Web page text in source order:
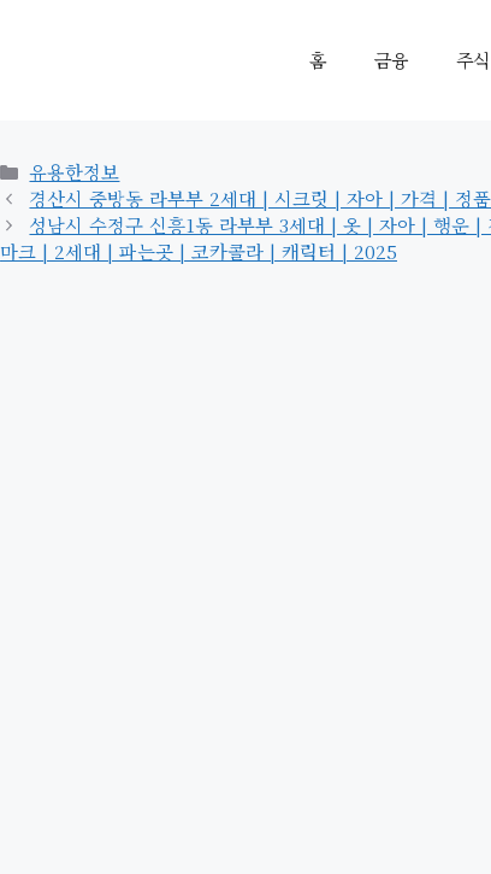
홈 금융 주식
카
테
고
리
유용한정보
경산시 중방동 라부부 2세대 | 시크릿 | 자아 | 가격 | 정
성남시 수정구 신흥1동 라부부 3세대 | 옷 | 자아 | 행운
마크 | 2세대 | 파는곳 | 코카콜라 | 캐릭터 | 2025